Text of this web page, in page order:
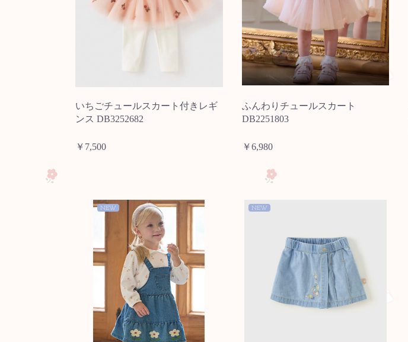
いちごチュールスカート付きレギ
ンス DB3252682
￥7,500
ふんわりチュールスカート
DB2251803
￥6,980
NEW NEW